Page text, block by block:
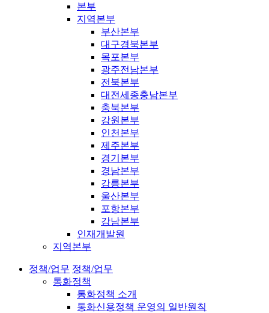
본부
지역본부
부산본부
대구경북본부
목포본부
광주전남본부
전북본부
대전세종충남본부
충북본부
강원본부
인천본부
제주본부
경기본부
경남본부
강릉본부
울산본부
포항본부
강남본부
인재개발원
지역본부
정책/업무 정책/업무
통화정책
통화정책 소개
통화신용정책 운영의 일반원칙